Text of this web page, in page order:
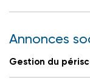
Annonces
Gestion du